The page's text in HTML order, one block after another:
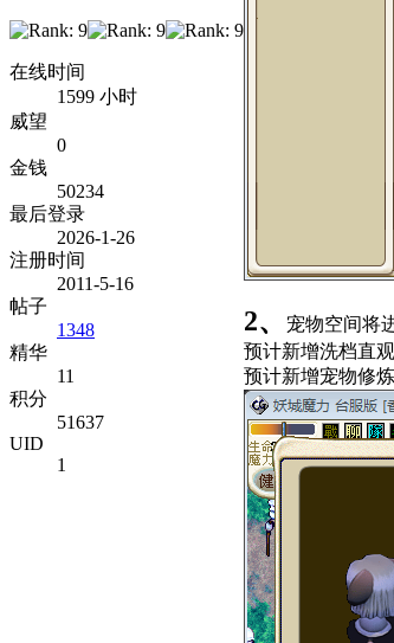
在线时间
1599 小时
威望
0
金钱
50234
最后登录
2026-1-26
注册时间
2011-5-16
帖子
1348
精华
11
积分
51637
UID
1
2、
宠物空间将
预计新增洗档直
预计新增宠物修